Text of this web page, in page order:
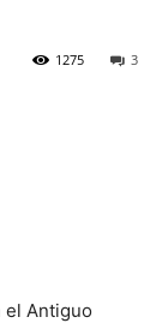
3
1275
el Antiguo